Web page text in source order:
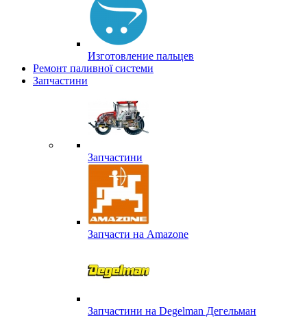
Изготовление пальцев
Ремонт паливної системи
Запчастини
Запчастини
Запчасти на Amazone
Запчастини на Degelman Дегельман